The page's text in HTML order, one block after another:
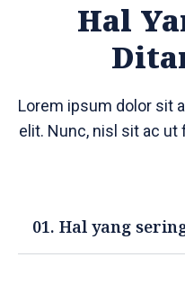
Hal
Lorem ipsum dolor sit
elit. Nunc, nisl sit ac
01. Hal yang